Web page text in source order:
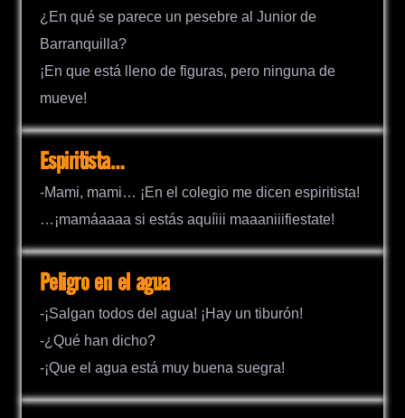
¿En qué se parece un pesebre al Junior de
Barranquilla?
¡En que está lleno de figuras, pero ninguna de
mueve!
Espiritista…
-Mami, mami… ¡En el colegio me dicen espiritista!
…¡mamáaaaa si estás aquíiii maaaniiifiestate!
Peligro en el agua
-¡Salgan todos del agua! ¡Hay un tiburón!
-¿Qué han dicho?
-¡Que el agua está muy buena suegra!